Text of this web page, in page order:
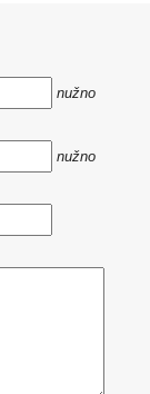
nužno
nužno